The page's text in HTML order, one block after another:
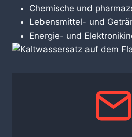
Chemische und
Lebensmittel- und
Energie- und